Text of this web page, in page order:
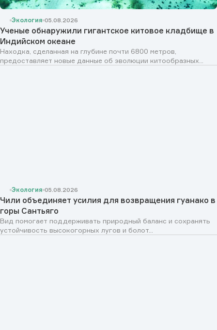
Экология 05.08.2026
Ученые обнаружили гигантское китовое кладбище в
Индийском океане
Находка, сделанная на глубине почти 6800 метров,
предоставляет новые данные об эволюции китообразных...
Экология 05.08.2026
Чили объединяет усилия для возвращения гуанако в
горы Сантьяго
Вид помогает поддерживать природный баланс и сохранять
устойчивость высокогорных лугов и болот...